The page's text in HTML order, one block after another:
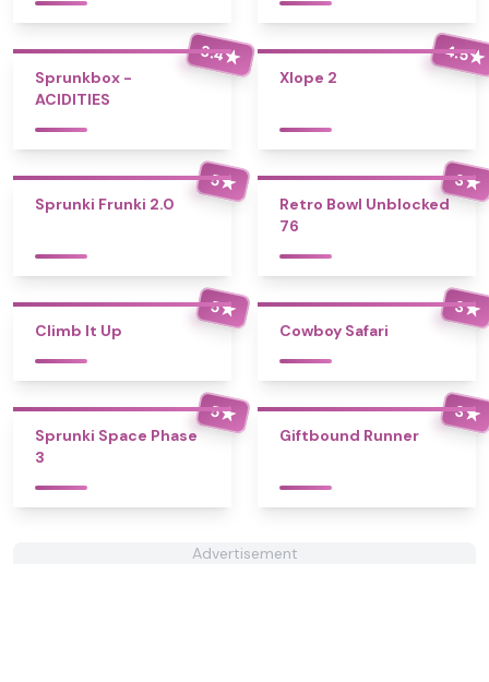
3.4★
Sprunkbox -
ACIDITIES
4.5★
Xlope 2
5★
Sprunki Frunki 2.0
3★
Retro Bowl Unblocked
76
5★
Climb It Up
3★
Cowboy Safari
5★
Sprunki Space Phase
3
3★
Giftbound Runner
Advertisement